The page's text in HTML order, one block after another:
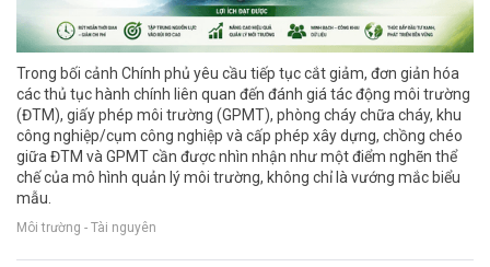
Trong bối cảnh Chính phủ yêu cầu tiếp tục cắt giảm, đơn giản hóa
các thủ tục hành chính liên quan đến đánh giá tác động môi trường
(ĐTM), giấy phép môi trường (GPMT), phòng cháy chữa cháy, khu
công nghiệp/cụm công nghiệp và cấp phép xây dựng, chồng chéo
giữa ĐTM và GPMT cần được nhìn nhận như một điểm nghẽn thể
chế của mô hình quản lý môi trường, không chỉ là vướng mắc biểu
mẫu.
Môi trường - Tài nguyên